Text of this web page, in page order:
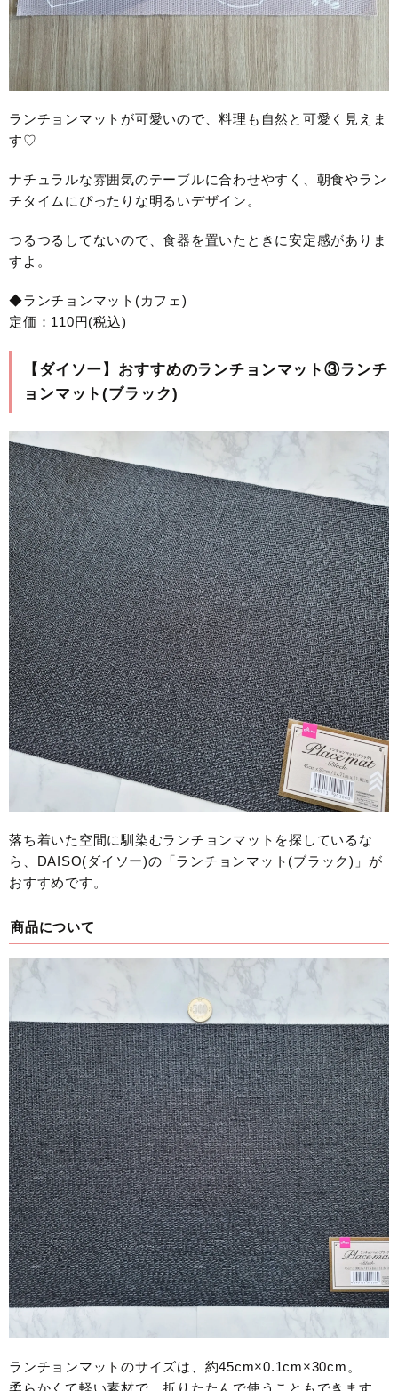
ランチョンマットが可愛いので、料理も自然と可愛く見えま
す♡
ナチュラルな雰囲気のテーブルに合わせやすく、朝食やラン
チタイムにぴったりな明るいデザイン。
つるつるしてないので、食器を置いたときに安定感がありま
すよ。
◆ランチョンマット(カフェ)
定価：110円(税込)
【ダイソー】おすすめのランチョンマット③ランチ
ョンマット(ブラック)
落ち着いた空間に馴染むランチョンマットを探しているな
ら、DAISO(ダイソー)の「ランチョンマット(ブラック)」が
おすすめです。
商品について
ランチョンマットのサイズは、約45cm×0.1cm×30cm。